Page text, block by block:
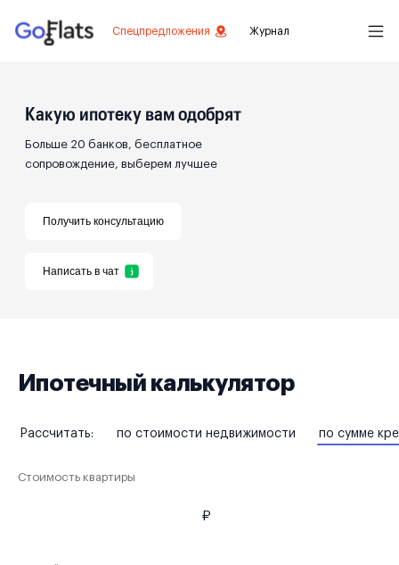
Спецпредложения Журнал
Какую ипотеку вам одобрят
Больше 20 банков, бесплатное
сопровождение, выберем лучшее
Получить консультацию
Написать в чат
Ипотечный калькулятор
Рассчитать: по стоимости недвижимости по сумме
Стоимость квартиры
₽